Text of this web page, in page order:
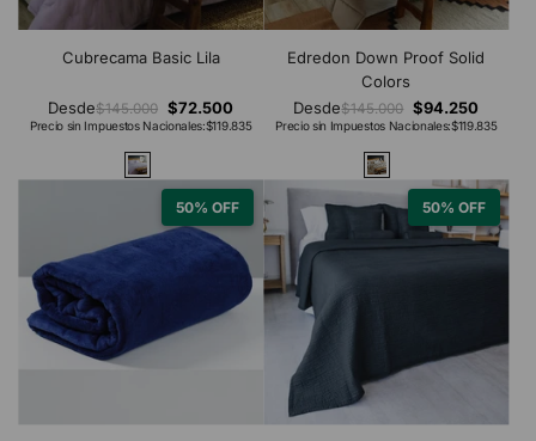
Cubrecama Basic Lila
Desde$145.000 $72.500
Precio sin Impuestos Nacionales:$119.835
Edredon Down Proof Solid
Colors
Desde$145.000 $94.250
Precio sin Impuestos Nacionales:$119.835
50% OFF 50% OFF